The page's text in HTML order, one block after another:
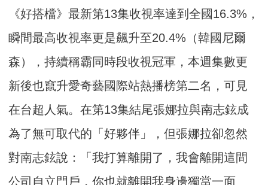
《好搭檔》最新第13集收視率達到全國16.3%，
瞬間最高收視率更是飆升至20.4%（韓國尼爾
森），持續稱霸同時段收視冠軍，本週集數更
新後也竄升愛奇藝國際站熱播榜第二名，可見
在台超人氣。在第13集結尾張娜拉與南志鉉成
為了無可取代的「好夥伴」，但張娜拉卻忽然
對南志鉉說：「我打算離開了，我會離開這間
公司自立門戶，你也就離開我身邊獨當一面